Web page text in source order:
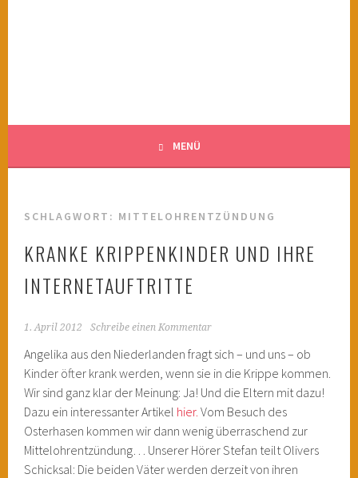
MENÜ
SCHLAGWORT: MITTELOHRENTZÜNDUNG
KRANKE KRIPPENKINDER UND IHRE
INTERNETAUFTRITTE
1. April 2012 Schreibe einen Kommentar
Angelika aus den Niederlanden fragt sich – und uns – ob
Kinder öfter krank werden, wenn sie in die Krippe kommen.
Wir sind ganz klar der Meinung: Ja! Und die Eltern mit dazu!
Dazu ein interessanter Artikel hier. Vom Besuch des
Osterhasen kommen wir dann wenig überraschend zur
Mittelohrentzündung… Unserer Hörer Stefan teilt Olivers
Schicksal: Die beiden Väter werden derzeit von ihren